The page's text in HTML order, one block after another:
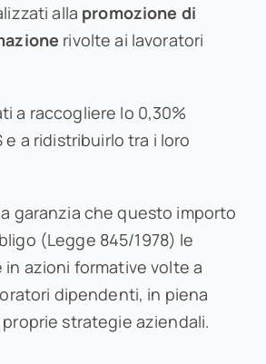
alla promozione di
rivolte ai lavoratori
a raccogliere lo 0,30%
e a ridistribuirlo tra i loro
la garanzia che questo importo
(Legge 845/1978) le
in azioni formative volte a
dipendenti, in piena
strategie aziendali.